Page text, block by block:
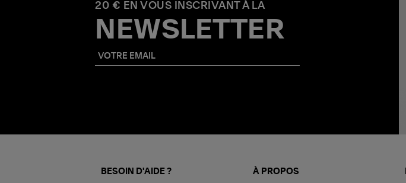
20 € EN VOUS INSCRIVANT À LA
NEWSLETTER
BESOIN D'AIDE ? À PROPOS